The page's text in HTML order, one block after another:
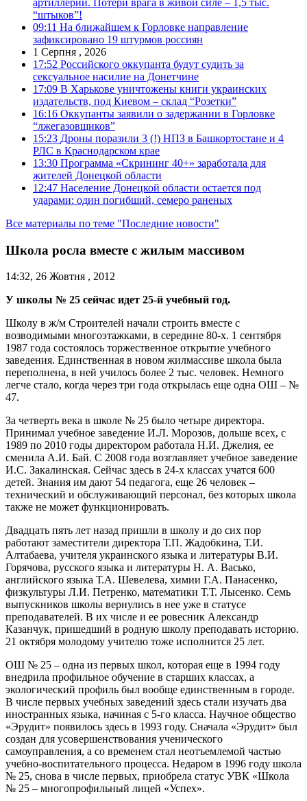
“штыков”!
09:11 На ближайшем к Горловке направление
зафиксировано 19 штурмов россиян
1 Серпня , 2026
17:52 Российского оккупанта будут судить за
сексуальное насилие на Донетчине
17:09 В Харькове уничтожены книги украинских
издательств, под Киевом – склад “Розетки”
16:16 Оккупанты заявили о задержании в Горловке
“лжегазовщиков”
15:23 Дроны поразили 3 (!) НПЗ в Башкортостане и 4
РЛС в Краснодарском крае
13:30 Программа «Скрининг 40+» заработала для
жителей Донецкой области
12:47 Население Донецкой области остается под
ударами: один погибший, семеро раненых
Все материалы по теме "Последние новости"
Школа росла вместе с жилым массивом
14:32, 26 Жовтня , 2012
У школы № 25 сейчас идет 25-й учебный год.
Школу в ж/м Строителей начали строить вместе с
возводимыми многоэтажками, в середине 80-х. 1 сентября
1987 года состоялось торжественное открытие учебного
заведения. Единственная в новом жилмассиве школа была
переполнена, в ней училось более 2 тыс. человек. Немного
легче стало, когда через три года открылась еще одна ОШ – №
47.
За четверть века в школе № 25 было четыре директора.
Принимал учебное заведение И.Л. Морозов, дольше всех, с
1989 по 2010 годы директором работала Н.И. Джелия, ее
сменила А.И. Бай. С 2008 года возглавляет учебное заведение
И.С. Закалинская. Сейчас здесь в 24-х классах учатся 600
детей. Знания им дают 54 педагога, еще 26 человек –
технический и обслуживающий персонал, без которых школа
также не может функционировать.
Двадцать пять лет назад пришли в школу и до сих пор
работают заместители директора Т.П. Жадобкина, Т.И.
Алтабаева, учителя украинского языка и литературы В.И.
Горячова, русского языка и литературы Н. А. Васько,
английского языка Т.А. Шевелева, химии Г.А. Панасенко,
физкультуры Л.И. Петренко, математики Т.Т. Лысенко. Семь
выпускников школы вернулись в нее уже в статусе
преподавателей. В их числе и ее ровесник Александр
Казанчук, пришедший в родную школу преподавать историю.
21 октября молодому учителю тоже исполнится 25 лет.
ОШ № 25 – одна из первых школ, которая еще в 1994 году
внедрила профильное обучение в старших классах, а
экологический профиль был вообще единственным в городе.
В числе первых учебных заведений здесь стали изучать два
иностранных языка, начиная с 5-го класса. Научное общество
«Эрудит» появилось здесь в 1993 году. Сначала «Эрудит» был
создан для усовершенствования ученического
самоуправления, а со временем стал неотъемлемой частью
учебно-воспитательного процесса. Недаром в 1996 году школа
№ 25, снова в числе первых, приобрела статус УВК «Школа
№ 25 – многопрофильный лицей «Успех».